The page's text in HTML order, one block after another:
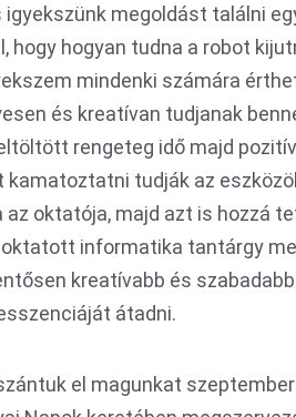
igyekszünk megoldást találni
hogy hogyan tudna a robot
mindenki számára
és kreatívan tudjanak
rengeteg idő majd
kamatoztatni tudják az
oktatója, majd azt is hozzá
informatika tantárgy
kreatívabb és
átadni.
el magunkat